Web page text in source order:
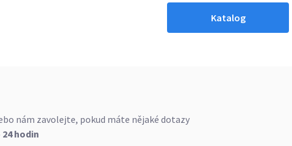
Katalog
nám zavolejte, pokud máte nějaké dotazy
hodin